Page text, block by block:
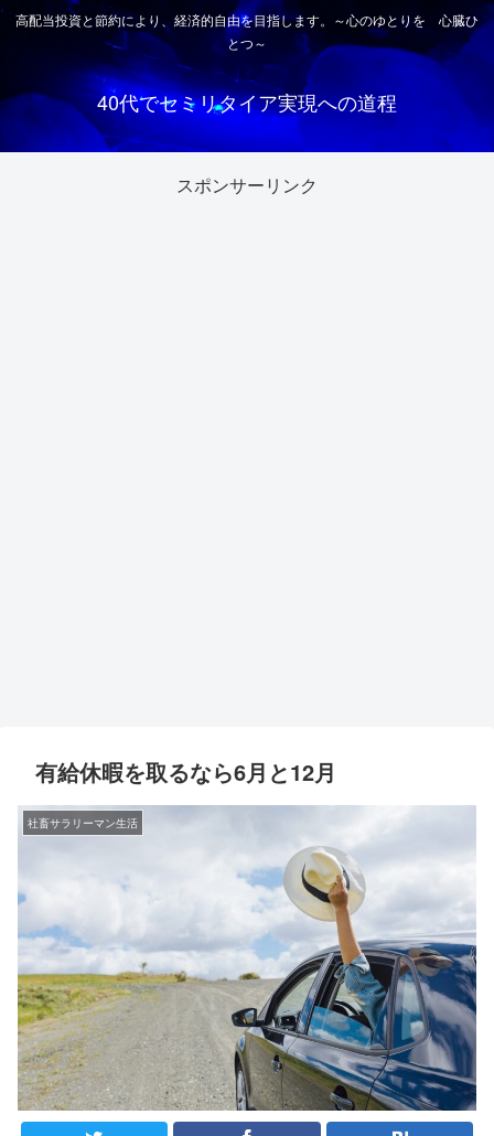
高配当投資と節約により、経済的自由を目指します。～心のゆとりを 心臓ひ
とつ～
40代でセミリタイア実現への道程
スポンサーリンク
有給休暇を取るなら6月と12月
社畜サラリーマン生活